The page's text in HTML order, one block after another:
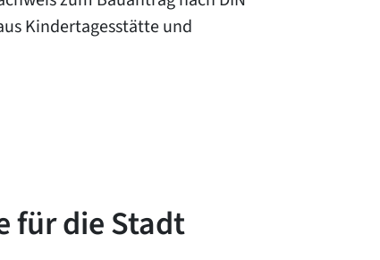
Kindertagesstätte und
für die Stadt